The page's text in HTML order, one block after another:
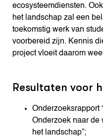
ecosysteemdiensten.
het landschap zal een
toekomstig werk van
voorbereid zijn. Kennis
project vloeit daarom
Resultaten voor
Onderzoeksrapport
Onderzoek naar de
het landschap”;